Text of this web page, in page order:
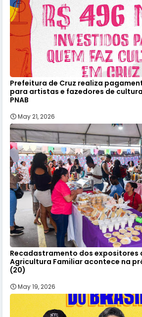
Prefeitura de Cruz realiza
para artistas e fazedores de
PNAB
May 21, 2026
Recadastramento dos expositores
Agricultura Familiar acontece na
(20)
May 19, 2026